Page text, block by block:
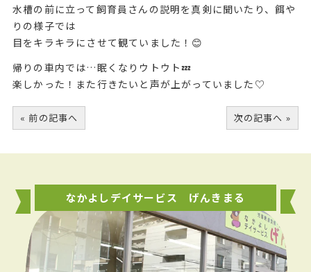
水槽の前に立って飼育員さんの説明を真剣に聞いたり、餌や
りの様子では
目をキラキラにさせて観ていました！😊
帰りの車内では…眠くなりウトウト💤
楽しかった！また行きたいと声が上がっていました♡
« 前の記事へ 次の記事へ »
なかよしデイサービス げんきまる